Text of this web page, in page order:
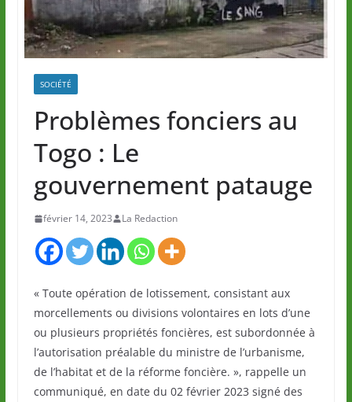
SOCIÉTÉ
Problèmes fonciers au
Togo : Le
gouvernement patauge
février 14, 2023 La Redaction
« Toute opération de lotissement, consistant aux
morcellements ou divisions volontaires en lots d’une
ou plusieurs propriétés foncières, est subordonnée à
l’autorisation préalable du ministre de l’urbanisme,
de l’habitat et de la réforme foncière. », rappelle un
communiqué, en date du 02 février 2023 signé des